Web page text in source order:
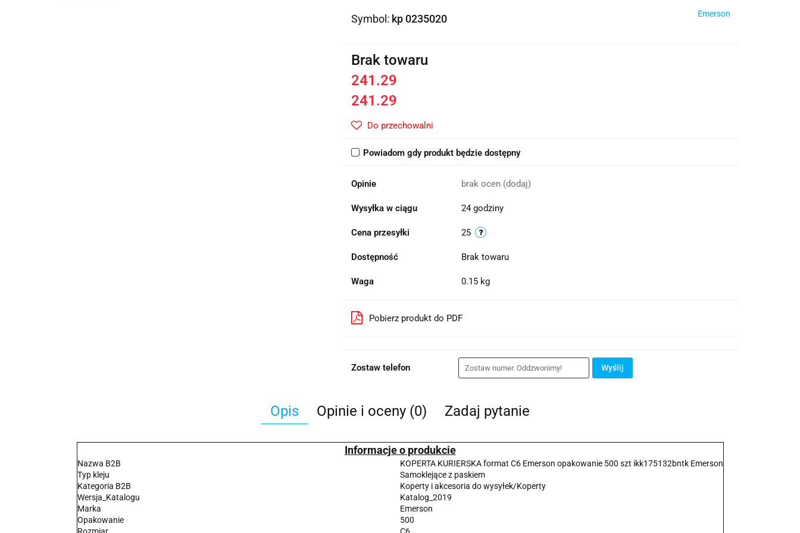
Symbol: kp 0235020 Emerson
Brak towaru
241.29
241.29
Do przechowalni
Powiadom gdy produkt będzie dostępny
Opinie brak ocen (dodaj)
Wysyłka w ciągu 24 godziny
Cena przesyłki 25
Dostępność Brak towaru
Waga 0.15 kg
Pobierz produkt do PDF
Zostaw telefon Wyślij
Opis Opinie i oceny (0) Zadaj pytanie
Informacje o produkcie
Nazwa B2B
KOPERTA KURIERSKA format C6 Emerson opakowanie 500 szt ikk175132bntk Emerson
Typ kleju
Samoklejące z paskiem
Kategoria B2B
Koperty i akcesoria do wysyłek/Koperty
Wersja_Katalogu
Katalog_2019
Marka
Emerson
Opakowanie
500